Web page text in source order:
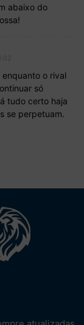
abaixo do
o rival
só
tudo certo haja
se perpetuam.